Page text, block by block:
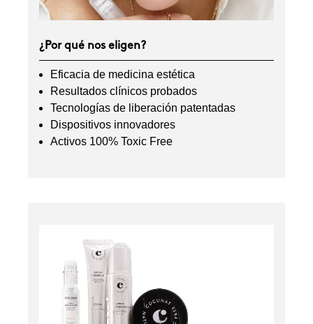
¿Por qué nos eligen?
Eficacia de medicina estética
Resultados clínicos probados
Tecnologías de liberación patentadas
Dispositivos innovadores
Activos 100% Toxic Free